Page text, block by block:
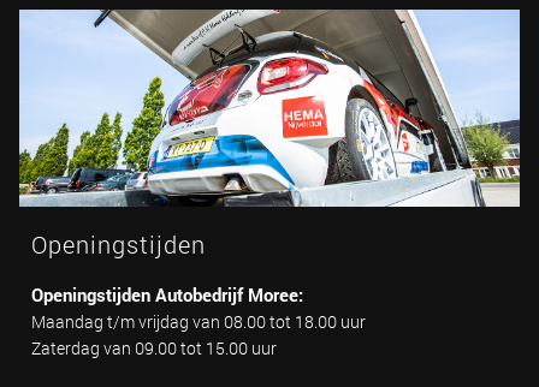
Openingstijden
Openingstijden Autobedrijf Moree:
Maandag t/m vrijdag van 08.00 tot 18.00 uur
Zaterdag van 09.00 tot 15.00 uur